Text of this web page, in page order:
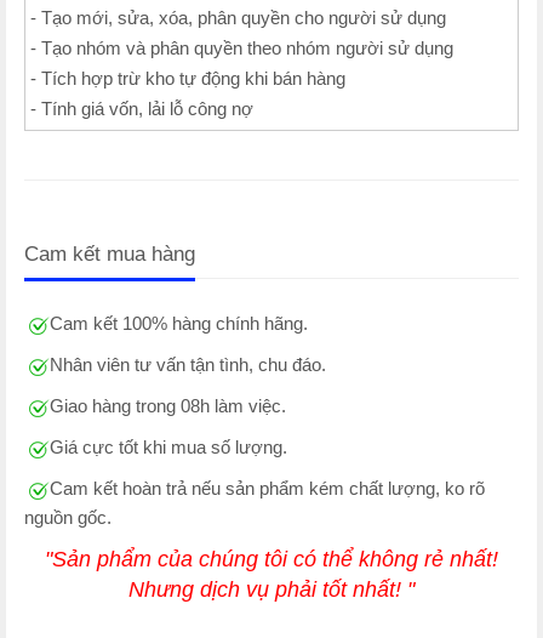
- Tạo mới, sửa, xóa, phân quyền cho người sử dụng
- Tạo nhóm và phân quyền theo nhóm người sử dụng
- Tích hợp trừ kho tự động khi bán hàng
- Tính giá vốn, lải lỗ công nợ
Cam kết mua hàng
Cam kết 100% hàng chính hãng.
Nhân viên tư vấn tận tình, chu đáo.
Giao hàng trong 08h làm việc.
Giá cực tốt khi mua số lượng.
Cam kết hoàn trả nếu sản phẩm kém chất lượng, ko rõ
nguồn gốc.
"Sản phẩm của chúng tôi có thể không rẻ nhất!
Nhưng dịch vụ phải tốt nhất! "